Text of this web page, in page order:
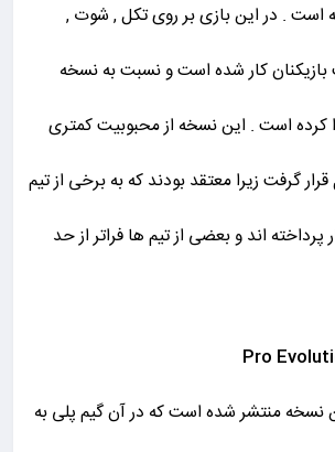
است . در این بازی بر روی تکل , شوت ,
بازیکنان کار شده است و نسبت به نسخه
کرده است . این نسخه از محبوبیت کمتری
گرفت زیرا معتقد بودند که به برخی از تیم
اند و بعضی از تیم ها فراتر از حد
Pro
نسخه منتشر شده است که در آن گیم پلی به